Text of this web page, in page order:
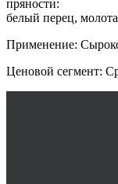
пряности:
белый перец,
Применение:
Ценовой сегмент: